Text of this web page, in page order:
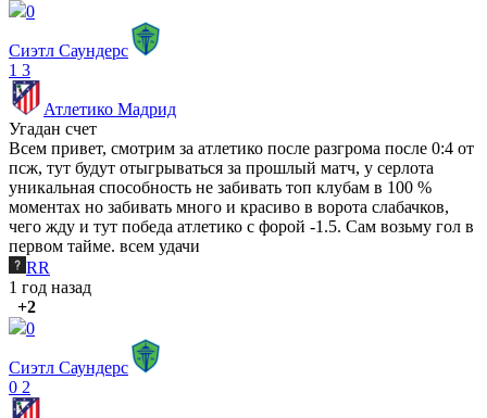
0
Сиэтл Саундерс
1 3
Атлетико Мадрид
Угадан счет
Всем привет, смотрим за атлетико после разгрома после 0:4 от
псж, тут будут отыгрываться за прошлый матч, у серлота
уникальная способность не забивать топ клубам в 100 %
моментах но забивать много и красиво в ворота слабачков,
чего жду и тут победа атлетико с форой -1.5. Сам возьму гол в
первом тайме. всем удачи
RR
1 год назад
+2
0
Сиэтл Саундерс
0 2